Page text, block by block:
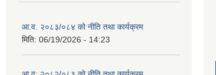
आ.व. २०८३/०८४ को नीति तथा कार्यक्रम
मिति: 06/19/2026 - 14:23